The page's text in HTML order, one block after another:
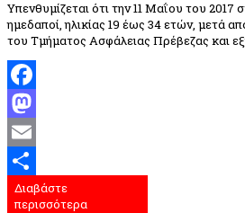
Υπενθυμίζεται ότι την 11 Μαΐου του 2017
ημεδαποί, ηλικίας 19 έως 34 ετών, μετά
του Τμήματος Ασφάλειας Πρέβεζας και
Facebook
Mastodon
Email
Μοιραστείτε
Διαβάστε
περισσότερα